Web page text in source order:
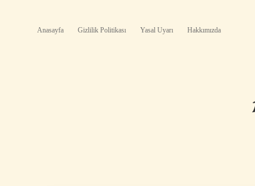
Anasayfa Gizlilik Politikası Yasal Uyarı Hakkımızda